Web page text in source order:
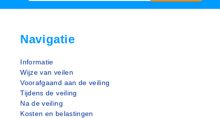
Navigatie
Informatie
Wijze van veilen
Voorafgaand aan de veiling
Tijdens de veiling
Na de veiling
Kosten en belastingen